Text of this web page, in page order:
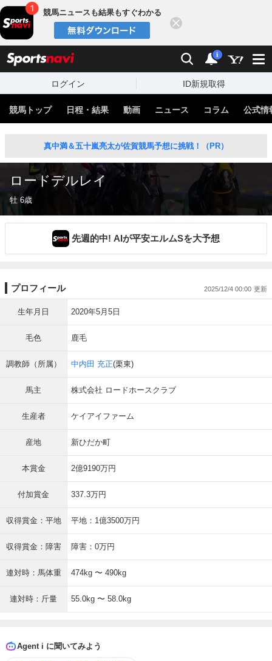
競馬ニュースも結果もすぐわかる
検索 通知
i
ログイン ID新規取得
競馬トップ 日程・結果 動画 ニュース コラム 公式情
真中満＆五十嵐亮太が佐賀競馬予想に挑戦！（PR）
ロードデルレイ
牡 6歳
先週的中! AIが平安エルムSを大予想
プロフィール 2025/12/4 00:00
生年月日 2020年5月5日
毛色 鹿毛
調教師（所属） 中内田 充正(栗東)
馬主 株式会社 ロードホースクラブ
生産者 ケイアイファーム
産地 新ひだか町
本賞金 2億9190万円
付加賞金 337.3万円
収得賞金：平地 平地：1億3500万円
収得賞金：障害 障害：0万円
連対時：馬体重 474kg 〜 490kg
連対時：斤量 55.0kg 〜 58.0kg
Agent i に聞いてみよう